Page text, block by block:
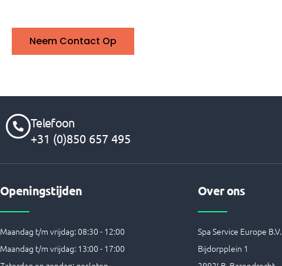
Neem Contact Op
Telefoon
+31 (0)850 657 495
Openingstijden
Maandag t/m vrijdag: 08:30 - 12:00
Maandag t/m vrijdag: 13:00 - 17:00
Over ons
Spa Service Europe B.V.
Bijdorpplein 1